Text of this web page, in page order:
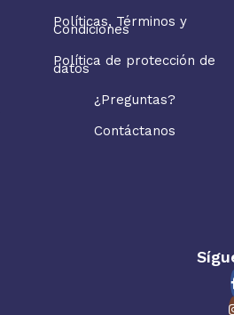
Políticas, Términos y
Condiciones
Política de protección de
datos
¿Preguntas?
Contáctanos